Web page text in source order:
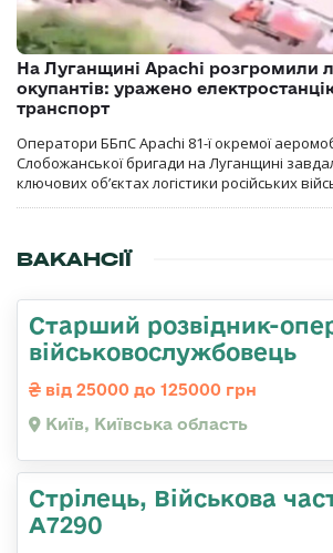
На Луганщині Apachi розгромили
окупантів: уражено
транспорт
Оператори ББпС Apachi 81-ї окремої
Слобожанської бригади на Луганщині
ключових об’єктах логістики російських
ВАКАНСІЇ
Стаpший pозвідник-
військовослужбовець
від 25000 до 125000 грн
Київ, Київська область
Стрілець, Військова
А7290